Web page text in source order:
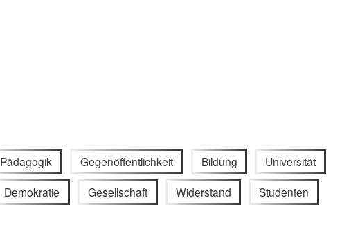
Pädagogik Gegenöffentlichkeit Bildung Universität
Demokratie Gesellschaft Widerstand Studenten